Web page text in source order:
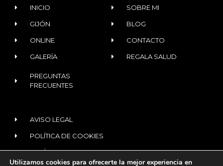
INICIO
GIJÓN
ONLINE
GALERÍA
PREGUNTAS
FRECUENTES
SOBRE MI
BLOG
CONTACTO
REGALA SALUD
AVISO LEGAL
POLÍTICA DE COOKIES
POLÍTICA DE PRIVACIDAD
Utilizamos cookies para ofrecerte la mejor experiencia en